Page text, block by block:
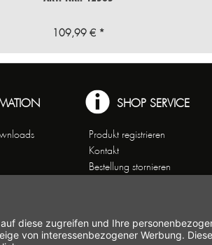
109,99 € *
SHOP SERVICE
Produkt registrieren
Kontakt
Bestellung stornieren
Widerrufsformular